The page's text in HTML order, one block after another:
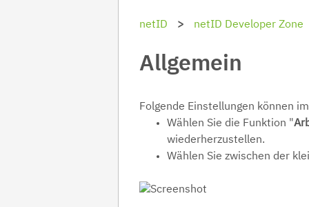
netID netID Developer Zone
Allgemein
Folgende Einstellungen können
Wählen Sie die Funktion "
wiederherzustellen.
Wählen Sie zwischen der